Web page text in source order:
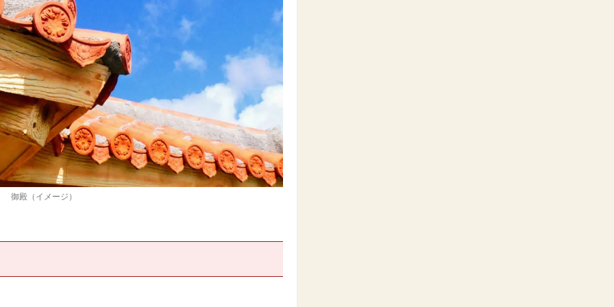
御殿（イメージ）